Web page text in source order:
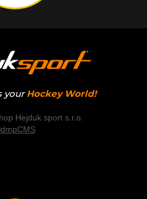
your Hockey World!
Hejduk sport s.r.o.